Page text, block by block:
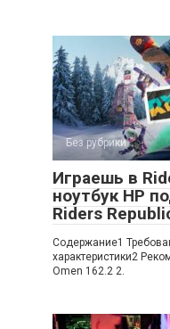
Без рубрики
Играешь в
ноутбук HP
Riders
Содержание1
характеристики2
Omen 162.2 2.